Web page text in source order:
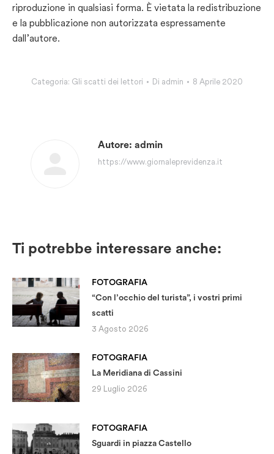
riproduzione in qualsiasi forma. È vietata la redistribuzione
e la pubblicazione non autorizzata espressamente
dall’autore.
Categoria: Gli scatti dei lettori Di admin 8 Aprile 2020
Autore: admin
https://www.giornaleprevidenza.it
Ti potrebbe interessare anche:
FOTOGRAFIA
“Con l’occhio del turista”, i vostri primi
scatti
3 Agosto 2026
FOTOGRAFIA
La Meridiana di Cassini
29 Luglio 2026
FOTOGRAFIA
Sguardi in piazza Castello